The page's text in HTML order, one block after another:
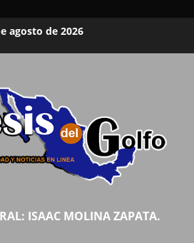
agosto de 2026
ISAAC MOLINA ZAPATA.